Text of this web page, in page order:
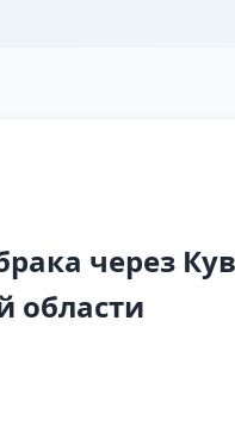
через
области